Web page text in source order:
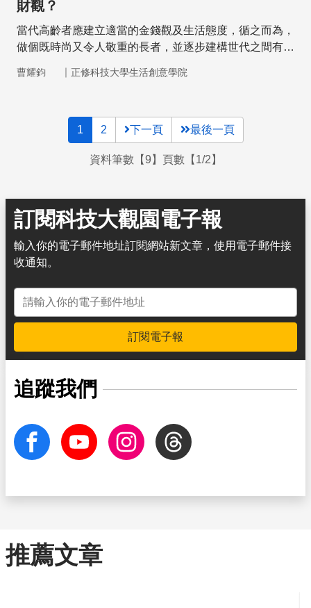
財觀？
當代高齡者應建立適當的金錢觀及生活態度，循之而為，
做個既時尚又令人敬重的長者，並逐步建構世代之間有尊
曹耀鈞 ｜ 正修科技大學生活創意學院
1 2 下一頁 最後一頁
資料筆數【9】頁數【1/2】
訂閱科技大觀園電子報
輸入你的電子郵件地址訂閱網站新文章，使用電子郵件接
收通知。
電子郵件地址
訂閱電子報
追蹤我們
facebook Youtube InstagramThreads
推薦文章